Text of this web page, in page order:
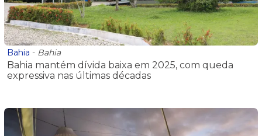
Bahia - Bahia
Bahia mantém dívida baixa em 2025, com queda
expressiva nas últimas décadas